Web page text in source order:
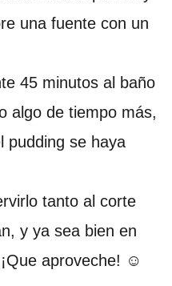
una fuente con un
45 minutos al baño
algo de tiempo más,
pudding se haya
tanto al corte
y ya sea bien en
aproveche! ☺